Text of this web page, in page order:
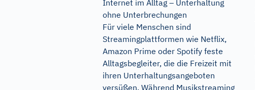
Internet im Alltag – Unterhaltung
ohne Unterbrechungen
Für viele Menschen sind
Streamingplattformen wie Netflix,
Amazon Prime oder Spotify feste
Alltagsbegleiter, die die Freizeit mit
ihren Unterhaltungsangeboten
versüßen. Während Musikstreaming